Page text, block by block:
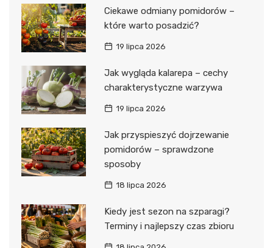
Ciekawe odmiany pomidorów –
które warto posadzić?
19 lipca 2026
Jak wygląda kalarepa – cechy
charakterystyczne warzywa
19 lipca 2026
Jak przyspieszyć dojrzewanie
pomidorów – sprawdzone
sposoby
18 lipca 2026
Kiedy jest sezon na szparagi?
Terminy i najlepszy czas zbioru